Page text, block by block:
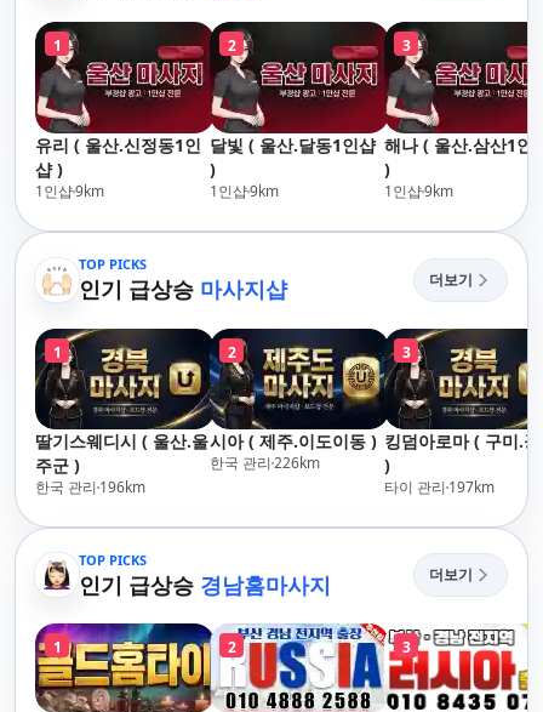
동,마린시티,송정,기장,
정관,일광,망미,토곡,시
청,양정,초량,사직,온
천,미남,만덕,괴정,학
장,금사,서동,반여,반
송,명륜,남천,대연,문
현,부전,개금,가야,주
례,괘법,학장,강서,신
마사지 홈케어 홈타이
정관,일광,망미,토곡,시
청,양정,초량,사직,온
천,미남,만덕,괴정,학
장,금사,서동,반여,반
송,명륜,남천,대연,문
현,부전,개금,가야,주
례,괘법,학장,강서,신
호,서구,암남
1
유리 ( 울산.신정동1인
샵 )
1인샵9km
2
달빛 ( 울산.달동1인샵
)
1인샵9km
3
해나 ( 울산.삼산1인
)
1인샵9km
TOP PICKS
인기 급상승 마사지샵 더보기
1
딸기스웨디시 ( 울산.울
주군 )
한국 관리 196km
2
시아 ( 제주.이도이동 )
한국 관리 226km
3
킹덤아로마 ( 구미.
)
타이 관리 197km
TOP PICKS
인기 급상승 경남홈마사지 더보기
1 2 3